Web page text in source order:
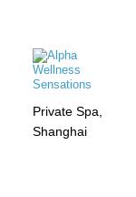
Private Spa,
Shanghai